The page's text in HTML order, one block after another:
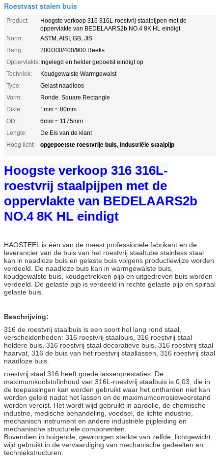
Roestvast stalen buis
Product:
Hoogste verkoop 316 316L-roestvrij staalpijpen met de
oppervlakte van BEDELAARS2b NO.4 8K HL eindigt
Norm:
ASTM, AISI, GB, JIS
Rang:
200/300/400/900 Reeks
Oppervlakte:Ingelegd en helder gepoetst eindigt op
Techniek:
Koudgewalste Warmgewalst
Type:
Gelast naadloos
Vorm:
Ronde. Square.Rectangle
Dikte:
1mm ~ 80mm
OD:
6mm ~ 1175mm
Lengte:
De Eis van de klant
Hoog licht:
opgepoetste roestvrije buis, industriële staalpijp
Hoogste verkoop 316 316L-
roestvrij staalpijpen met de
oppervlakte van BEDELAARS2b
NO.4 8K HL eindigt
HAOSTEEL is één van de meest professionele fabrikant en de
leverancier van de buis van het roestvrij staaltube.stainless staal
kan in naadloze buis en gelaste buis volgens productiewijze worden
verdeeld. De naadloze buis kan in warmgewalste buis,
koudgewalste buis, koudgetrokken pijp en uitgedreven buis worden
verdeeld. De gelaste pijp is verdeeld in rechte gelaste pijp en spiraal
gelaste buis.
Beschrijving:
316 de roestvrij staalbuis is een soort hol lang rond staal,
verscheidenheden: 316 roestvrij staalbuis, 316 roestvrij staal
heldere buis, 316 roestvrij staal decoratieve buis, 316 roestvrij staal
haarvat, 316 de buis van het roestvrij staallassen, 316 roestvrij staal
naadloze buis.
roestvrij staal 316 heeft goede lassenprestaties. De
maximumkoolstofinhoud van 316L-roestvrij staalbuis is 0,03, die in
de toepassingen kan worden gebruikt waar het ontharden niet kan
worden geleid nadat het lassen en de maximumcorrosieweerstand
worden vereist. Het wordt wijd gebruikt in aardolie, de chemische
industrie, medische behandeling, voedsel, de lichte industrie,
mechanisch instrument en andere industriële pijpleiding en
mechanische structurele componenten.
Bovendien in buigende, gewrongen sterkte van zelfde, lichtgewicht,
wijd gebruikt in de vervaardiging van mechanische gedeelten en
techniekstructuren.